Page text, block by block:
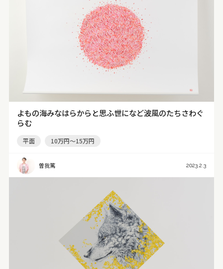
よもの海みなはらからと思ふ世になど波風のたちさわぐ
らむ
平面 10万円～15万円
曽我篤 2023.2.3